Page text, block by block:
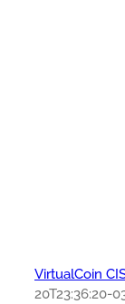
VirtualCoin
20T23:36:20-